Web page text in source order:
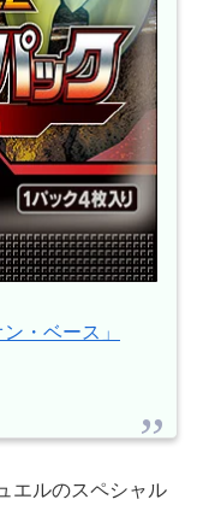
・ベース」
エルのスペシャル